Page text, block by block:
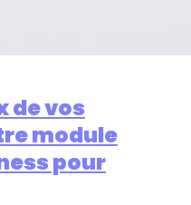
de vos
module
pour